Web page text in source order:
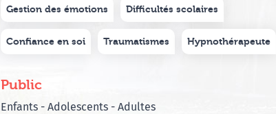
Gestion des émotions Difficultés scolaires
Confiance en soi Traumatismes Hypnothérapeute
Public
Enfants - Adolescents - Adultes